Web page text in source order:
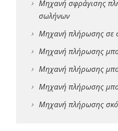
Μηχανή σφράγισης
σωλήνων
Μηχανή πλήρωσης σε
Μηχανή πλήρωσης
Μηχανή πλήρωσης
Μηχανή πλήρωσης
Μηχανή πλήρωσης